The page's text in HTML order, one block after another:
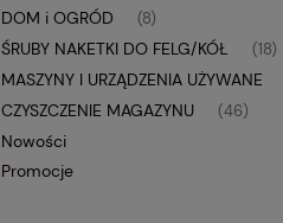
DOM i OGRÓD (8)
ŚRUBY NAKETKI DO FELG/KÓŁ (18)
MASZYNY I URZĄDZENIA UŻYWANE
CZYSZCZENIE MAGAZYNU (46)
Nowości
Promocje